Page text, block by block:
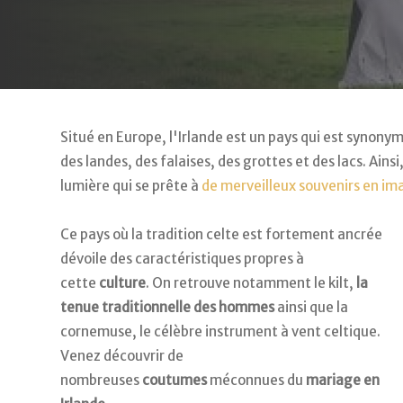
Situé en Europe, l'Irlande est un pays qui est
des landes, des falaises, des grottes et des lacs.
lumière qui se prête à de merveilleux souvenirs en
Ce pays où la tradition celte est fortement ancrée
dévoile des caractéristiques propres à
cette culture. On retrouve notamment le kilt, la
tenue traditionnelle des hommesainsi que la
cornemuse, le célèbre instrument à vent celtique.
Venez découvrir de
nombreuses coutumesméconnues du mariage en